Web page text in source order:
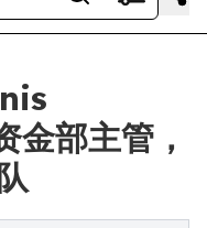
部主管，